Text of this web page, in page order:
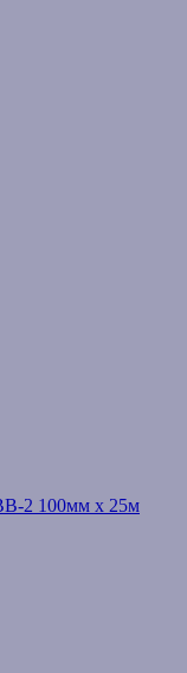
2 100мм х 25м